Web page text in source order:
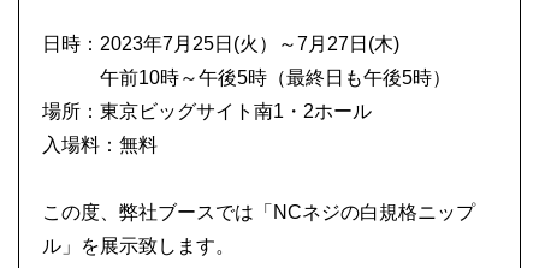
日時：2023年7月25日(火）～7月27日(木)
午前10時～午後5時（最終日も午後5時）
場所：東京ビッグサイト南1・2ホール
入場料：無料
この度、弊社ブースでは「NCネジの白規格ニップ
ル」を展示致します。